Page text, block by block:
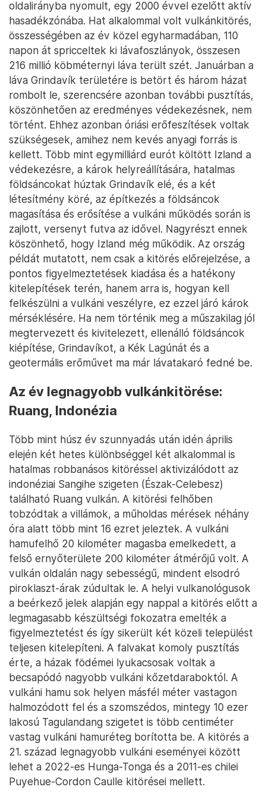
oldalirányba nyomult, egy 2000 évvel ezelőtt aktív
hasadékzónába. Hat alkalommal volt vulkánkitörés,
összességében az év közel egyharmadában, 110
napon át spricceltek ki lávafoszlányok, összesen
216 millió köbméternyi láva terült szét. Januárban a
láva Grindavík területére is betört és három házat
rombolt le, szerencsére azonban további pusztítás,
köszönhetően az eredményes védekezésnek, nem
történt. Ehhez azonban óriási erőfeszítések voltak
szükségesek, amihez nem kevés anyagi forrás is
kellett. Több mint egymilliárd eurót költött Izland a
védekezésre, a károk helyreállítására, hatalmas
földsáncokat húztak Grindavík elé, és a két
létesítmény köré, az építkezés a földsáncok
magasítása és erősítése a vulkáni működés során is
zajlott, versenyt futva az idővel. Nagyrészt ennek
köszönhető, hogy Izland még működik. Az ország
példát mutatott, nem csak a kitörés előrejelzése, a
pontos figyelmeztetések kiadása és a hatékony
kitelepítések terén, hanem arra is, hogyan kell
felkészülni a vulkáni veszélyre, ez ezzel járó károk
mérséklésére. Ha nem történik meg a műszakilag jól
megtervezett és kivitelezett, ellenálló földsáncok
kiépítése, Grindavíkot, a Kék Lagúnát és a
geotermális erőművet ma már lávatakaró fedné be.
Az év legnagyobb vulkánkitörése:
Ruang, Indonézia
Több mint húsz év szunnyadás után idén április
elején két hetes különbséggel két alkalommal is
hatalmas robbanásos kitöréssel aktivizálódott az
indonéziai Sangihe szigeten (Észak-Celebesz)
található Ruang vulkán. A kitörési felhőben
tobzódtak a villámok, a műholdas mérések néhány
óra alatt több mint 16 ezret jeleztek. A vulkáni
hamufelhő 20 kilométer magasba emelkedett, a
felső ernyőterülete 200 kilométer átmérőjű volt. A
vulkán oldalán nagy sebességű, mindent elsodró
piroklaszt-árak zúdultak le. A helyi vulkanológusok
a beérkező jelek alapján egy nappal a kitörés előtt a
legmagasabb készültségi fokozatra emelték a
figyelmeztetést és így sikerült két közeli települést
teljesen kitelepíteni. A falvakat komoly pusztítás
érte, a házak födémei lyukacsosak voltak a
becsapódó nagyobb vulkáni kőzetdaraboktól. A
vulkáni hamu sok helyen másfél méter vastagon
halmozódott fel és a szomszédos, mintegy 10 ezer
lakosú Tagulandang szigetet is több centiméter
vastag vulkáni hamuréteg borította be. A kitörés a
21. század legnagyobb vulkáni eseményei között
lehet a 2022-es Hunga-Tonga és a 2011-es chilei
Puyehue-Cordon Caulle kitörései mellett.